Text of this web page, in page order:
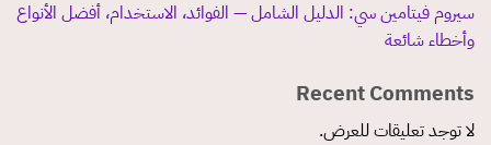
سيروم فيتامين سي: الدليل الشامل — الفوائد، الاستخدام، أفضل الأنواع
وأخطاء شائعة
Recent Comments
لا توجد تعليقات للعرض.